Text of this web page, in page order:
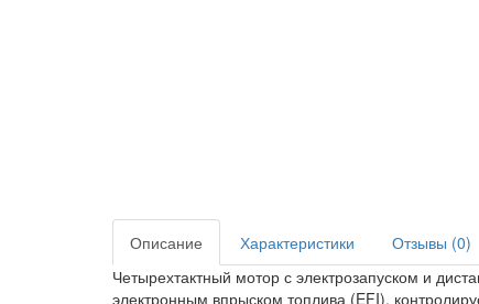
Описание Характеристики
Отзывы (0)
Четырехтактный мотор с электрозапуском и
электронным впрыском топлива (EFI),